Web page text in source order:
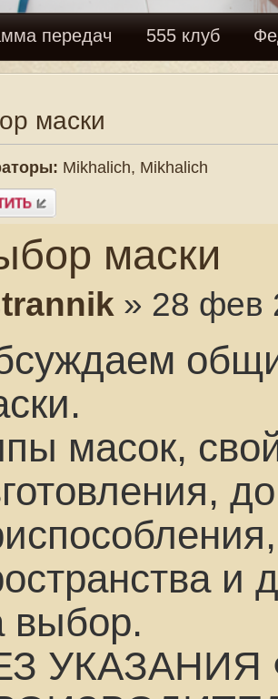
Mikhalich,Mikhalich
маски
» 28 фев 2014,
общие
масок,
и др.
УКАЗАНИЯ
!!!
модели
теме !!!
Выбор маски
» 05 мар 2014,